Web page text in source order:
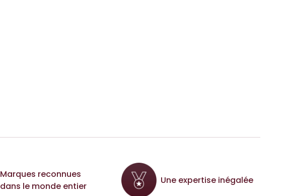
Marques reconnues
dans le monde entier
Une expertise inégalée